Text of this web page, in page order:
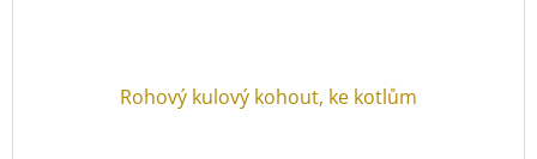
Rohový kulový kohout, ke kotlům